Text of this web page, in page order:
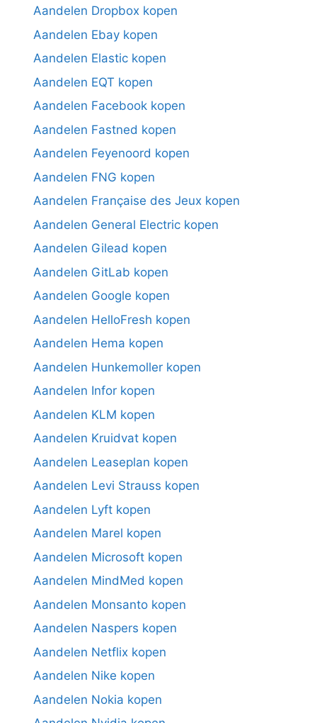
Aandelen Dropbox kopen
Aandelen Ebay kopen
Aandelen Elastic kopen
Aandelen EQT kopen
Aandelen Facebook kopen
Aandelen Fastned kopen
Aandelen Feyenoord kopen
Aandelen FNG kopen
Aandelen Française des Jeux kopen
Aandelen General Electric kopen
Aandelen Gilead kopen
Aandelen GitLab kopen
Aandelen Google kopen
Aandelen HelloFresh kopen
Aandelen Hema kopen
Aandelen Hunkemoller kopen
Aandelen Infor kopen
Aandelen KLM kopen
Aandelen Kruidvat kopen
Aandelen Leaseplan kopen
Aandelen Levi Strauss kopen
Aandelen Lyft kopen
Aandelen Marel kopen
Aandelen Microsoft kopen
Aandelen MindMed kopen
Aandelen Monsanto kopen
Aandelen Naspers kopen
Aandelen Netflix kopen
Aandelen Nike kopen
Aandelen Nokia kopen